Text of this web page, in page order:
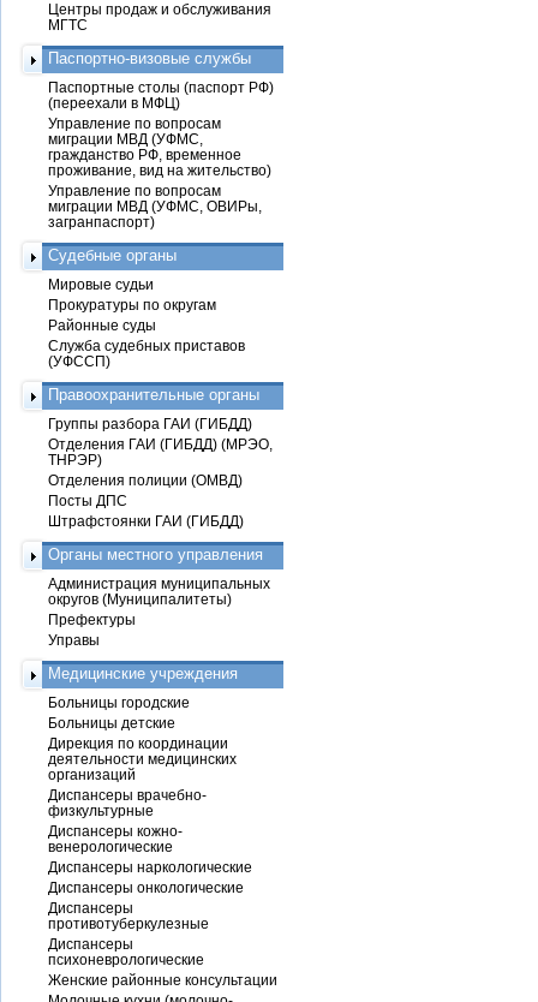
Центры продаж и обслуживания
МГТС
Паспортно-визовые службы
Паспортные столы (паспорт РФ)
(переехали в МФЦ)
Управление по вопросам
миграции МВД (УФМС,
гражданство РФ, временное
проживание, вид на жительство)
Управление по вопросам
миграции МВД (УФМС, ОВИРы,
загранпаспорт)
Судебные органы
Мировые судьи
Прокуратуры по округам
Районные суды
Служба судебных приставов
(УФССП)
Правоохранительные органы
Группы разбора ГАИ (ГИБДД)
Отделения ГАИ (ГИБДД) (МРЭО,
ТНРЭР)
Отделения полиции (ОМВД)
Посты ДПС
Штрафстоянки ГАИ (ГИБДД)
Органы местного управления
Администрация муниципальных
округов (Муниципалитеты)
Префектуры
Управы
Медицинские учреждения
Больницы городские
Больницы детские
Дирекция по координации
деятельности медицинских
организаций
Диспансеры врачебно-
физкультурные
Диспансеры кожно-
венерологические
Диспансеры наркологические
Диспансеры онкологические
Диспансеры
противотуберкулезные
Диспансеры
психоневрологические
Женские районные консультации